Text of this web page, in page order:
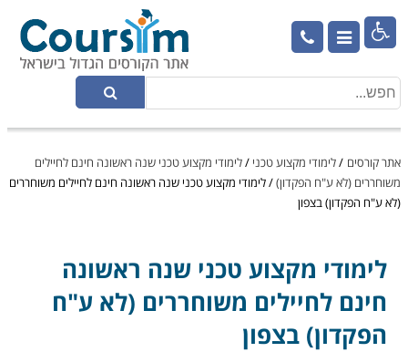

אתר קורסים /לימודי מקצוע טכני /לימודי מקצוע טכני שנה ראשונה חינם לחיילים
משוחררים (לא ע"ח הפקדון)/לימודי מקצוע טכני שנה ראשונה חינם לחיילים משוחררים
(לא ע"ח הפקדון) בצפון
לימודי מקצוע טכני שנה ראשונה
חינם לחיילים משוחררים (לא ע"ח
הפקדון) בצפון